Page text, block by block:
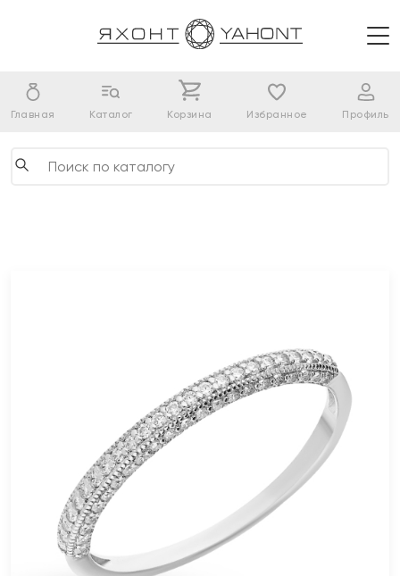
Главная Каталог Корзина Избранное Профиль